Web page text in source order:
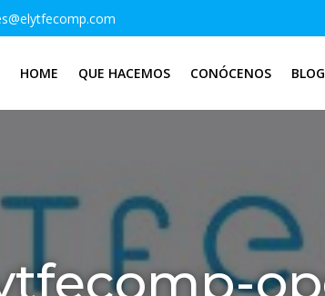
HOME QUE HACEMOS CONÓCENOS